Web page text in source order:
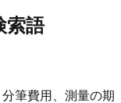
索語
筆費用、測量の期